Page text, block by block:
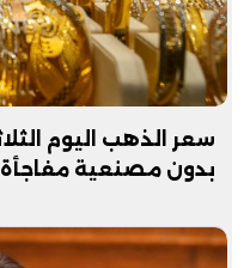
بدون مصنعية مفاجأة